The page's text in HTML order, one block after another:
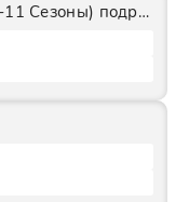
Ментовские войны Все (1-11 Сезоны) подряд Сериал